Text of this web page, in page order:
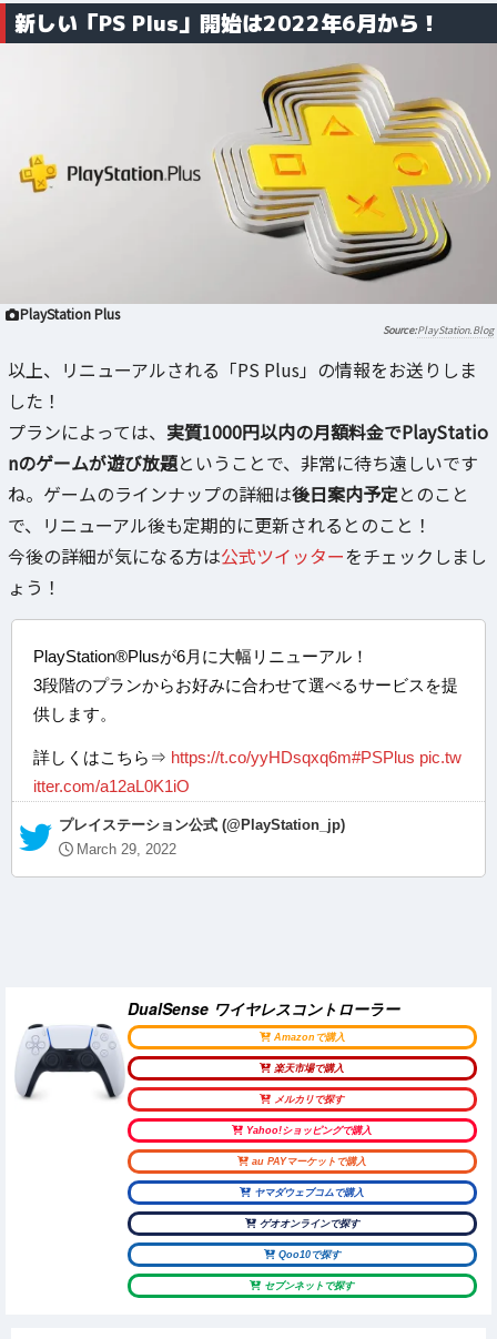
新しい「PS Plus」開始は2022年6月から！
PlayStation Plus
PlayStation.Blog
以上、リニューアルされる「PS Plus」の情報をお送りしま
した！
プランによっては、 実質1000円以内の月額料金でPlayStatio
nのゲームが遊び放題ということで、非常に待ち遠しいです
ね。ゲームのラインナップの詳細は後日案内予定とのこと
で、リニューアル後も定期的に更新されるとのこと！
今後の詳細が気になる方は公式ツイッターをチェックしまし
ょう！
PlayStation®Plusが6月に大幅リニューアル！
3段階のプランからお好みに合わせて選べるサービスを提
供します。
詳しくはこちら⇒ https://t.co/yyHDsqxq6m#PSPlus pic.tw
itter.com/a12aL0K1iO
— プレイステーション公式 (@PlayStation_jp)
March 29, 2022
DualSense ワイヤレスコントローラー
Amazonで購入
楽天市場で購入
メルカリで探す
Yahoo!ショッピングで購入
au PAYマーケットで購入
ヤマダウェブコムで購入
ゲオオンラインで探す
Qoo10で探す
セブンネットで探す